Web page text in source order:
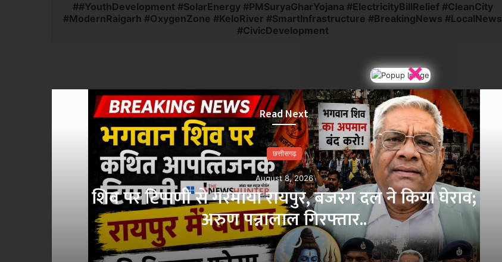
#YouthDevelopment #SolarEnergy #PMSuryaGharYojana #ElectricityBillRelief #CleanCity
#ModernRaigarh #OxygenZone #KeloRiver #SmartInfrastructure #BreakingNews #LocalNews
#CivicDevelopment
Read Next
छत्तीसगढ़
August 8, 2026
शिव पर टिप्पणी से गरमाया रायपुर, बजरंग दल ने किया घेराव;
अरुण पन्नालाल गिरफ्तार..
×